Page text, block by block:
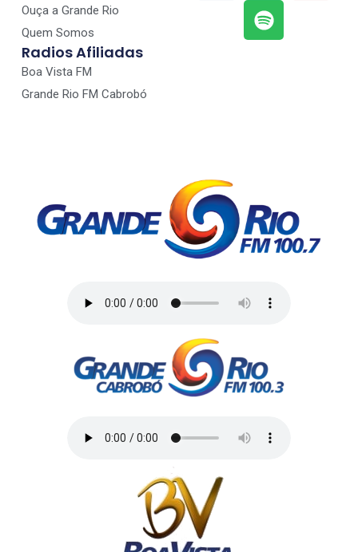
Ouça a Grande Rio
Quem Somos
Radios Afiliadas
Boa Vista FM
Grande Rio FM Cabrobó